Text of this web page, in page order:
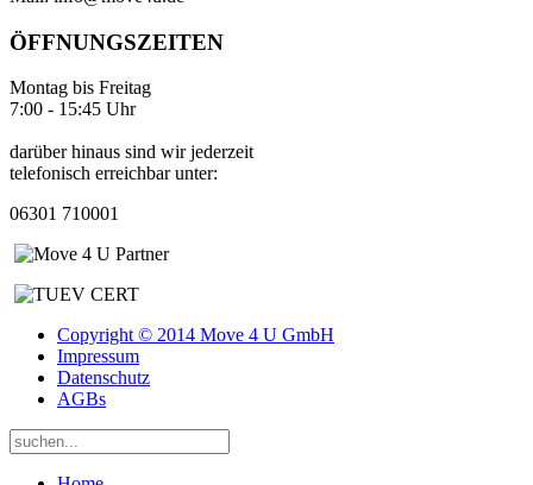
ÖFFNUNGSZEITEN
Montag bis Freitag
7:00 - 15:45 Uhr
darüber hinaus sind wir jederzeit
telefonisch erreichbar unter:
06301 710001
Copyright © 2014 Move 4 U GmbH
Impressum
Datenschutz
AGBs